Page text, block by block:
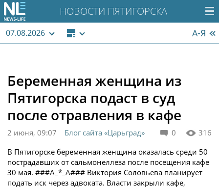
НОВОСТИ ПЯТИГОРСКА
07.08.2026 А-Я
Беременная женщина из
Пятигорска подаст в суд
после отравления в кафе
0 316
2 июня, 09:07
Блог сайта «Царьград»
В Пятигорске беременная женщина оказалась среди 50
пострадавших от сальмонеллеза после посещения кафе
30 мая. ###A_*_A### Виктория Соловьева планирует
подать иск через адвоката. Власти закрыли кафе,